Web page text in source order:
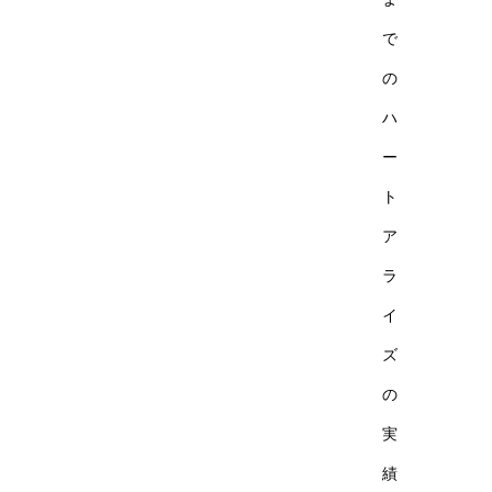
で
の
ハ
ー
ト
ア
ラ
イ
ズ
の
実
績